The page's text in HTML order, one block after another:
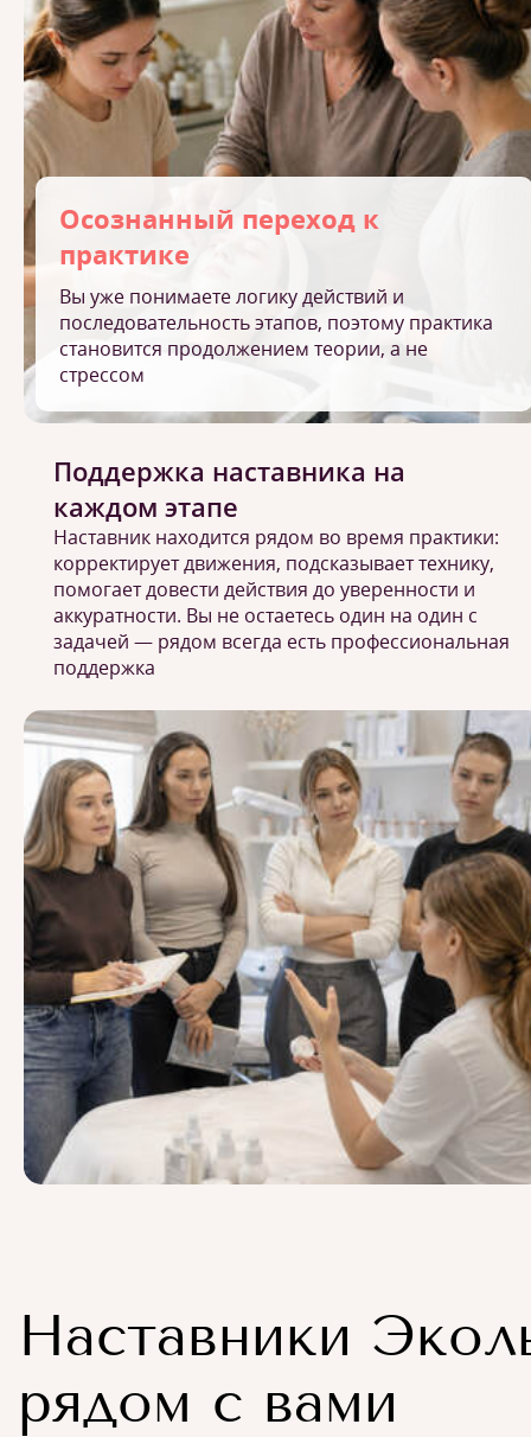
Осознанный переход к
практике
Вы уже понимаете логику действий и
последовательность этапов, поэтому практика
становится продолжением теории, а не
стрессом
Поддержка наставника на
каждом этапе
Наставник находится рядом во время практики:
корректирует движения, подсказывает технику,
помогает довести действия до уверенности и
аккуратности. Вы не остаетесь один на один с
задачей — рядом всегда есть профессиональная
поддержка
Наставники
рядом с вами